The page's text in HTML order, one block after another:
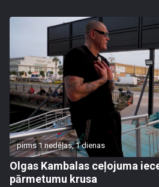
pirms 1 nedēļas, 1 dienas
Olgas Kambalas ceļojuma
pārmetumu krusa